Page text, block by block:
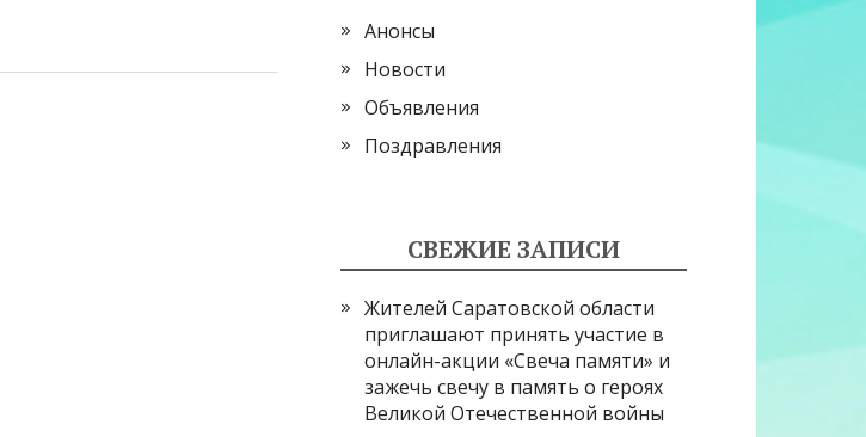
Анонсы
Новости
Объявления
Поздравления
СВЕЖИЕ ЗАПИСИ
Жителей Саратовской области
приглашают принять участие в
онлайн-акции «Свеча памяти» и
зажечь свечу в память о героях
Великой Отечественной войны